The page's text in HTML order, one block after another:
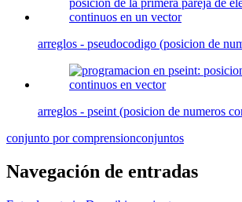
arreglos - pseudocodigo (posicion de
arreglos - pseint (posicion de numeros
conjunto por comprensionconjuntos
Navegación de entradas